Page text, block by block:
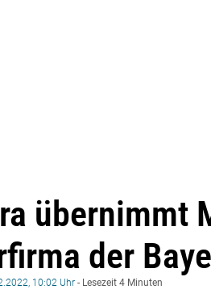
übernimmt
der
10:02 Uhr - Lesezeit 4 Minuten